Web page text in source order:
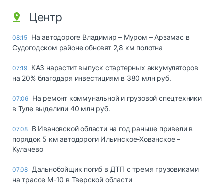
Центр
08:15 На автодороге Владимир – Муром – Арзамас в
Судогодском районе обновят 2,8 км полотна
07:19 КАЗ нарастит выпуск стартерных аккумуляторов
на 20% благодаря инвестициям в 380 млн руб.
07:06 На ремонт коммунальной и грузовой спецтехники
в Туле выделили 40 млн руб.
07.08 В Ивановской области на год раньше привели в
порядок 5 км автодороги Ильинское-Хованское –
Кулачево
07.08 Дальнобойщик погиб в ДТП с тремя грузовиками
на трассе М-10 в Тверской области